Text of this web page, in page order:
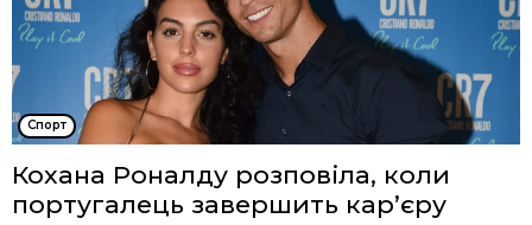
Спорт
Кохана Роналду розповіла, коли
португалець завершить кар’єру